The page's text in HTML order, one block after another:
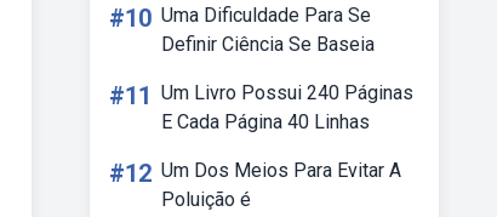
#10 Uma Dificuldade Para Se
Definir Ciência Se Baseia
#11 Um Livro Possui 240 Páginas
E Cada Página 40 Linhas
#12 Um Dos Meios Para Evitar A
Poluição é